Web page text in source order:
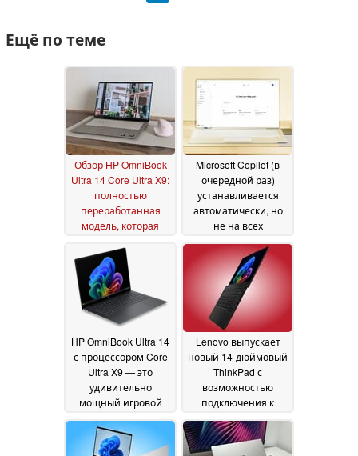
Ещё по теме
Обзор HP OmniBook
Ultra 14 Core Ultra X9:
полностью
переработанная
модель, которая
лучше, чем раньше
29 June 2026
Microsoft Copilot (в
очередной раз)
устанавливается
автоматически, но
не на всех
компьютерах с
Windows 1122 June 2026
HP OmniBook Ultra 14
с процессором Core
Ultra X9 — это
удивительно
мощный игровой
ноутбук13 June 2026
Lenovo выпускает
новый 14-дюймовый
ThinkPad с
возможностью
подключения к
сотовой сети и до 64
ГБ оперативной
памяти 08 June 2026